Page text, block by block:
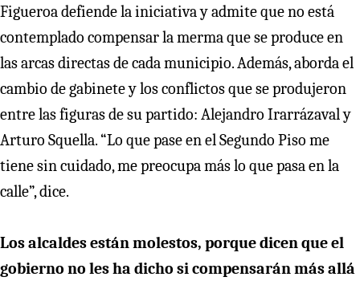
Figueroa defiende la iniciativa y admite que no está
contemplado compensar la merma que se produce en
las arcas directas de cada municipio. Además, aborda el
cambio de gabinete y los conflictos que se produjeron
entre las figuras de su partido: Alejandro Irarrázaval y
Arturo Squella. “Lo que pase en el Segundo Piso me
tiene sin cuidado, me preocupa más lo que pasa en la
calle”, dice.
Los alcaldes están molestos, porque dicen que el
gobierno no les ha dicho si compensarán más allá